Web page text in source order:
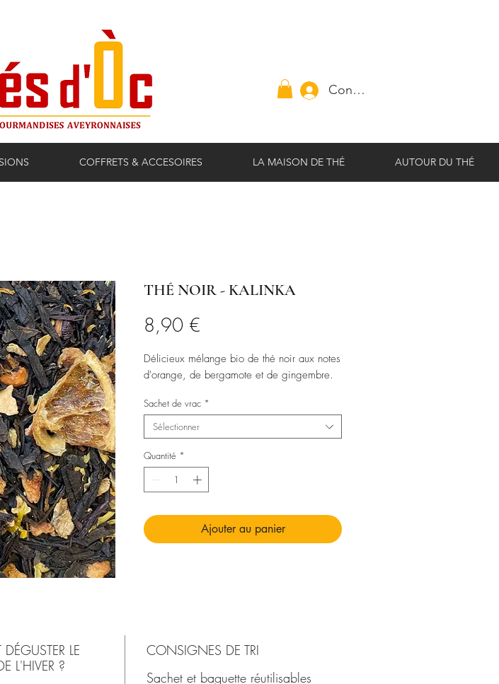
Connexion
COFFRETS & ACCESOIRES LA MAISON DE THÉ AUTOUR DU THÉ
THÉ NOIR - KALINKA
8,90 €
Délicieux mélange bio de thé noir aux notes
d'orange, de bergamote et de gingembre.
Sachet de vrac *
Sélectionner
Quantité *
Ajouter au panier
LE
L'HIVER ?
CONSIGNES DE TRI
Sachet et baguette réutilisables